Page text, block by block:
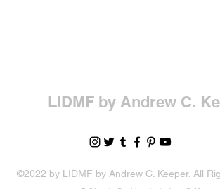
LIDMF by Andrew C.
©2022 by LIDMF by Andrew C. Keeper. All